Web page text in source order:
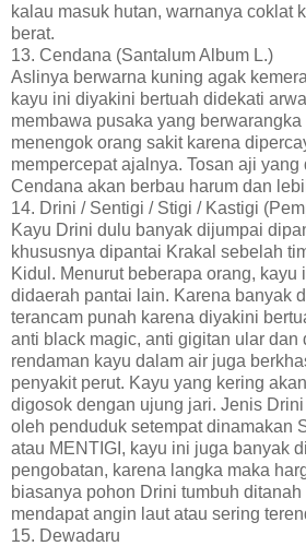
kalau masuk hutan, warnanya coklat
berat.
13. Cendana (Santalum Album L.)
Aslinya berwarna kuning agak
kayu ini diyakini bertuah didekati
membawa pusaka yang
menengok orang sakit karena
mempercepat ajalnya. Tosan aji yang
Cendana akan berbau harum dan
14. Drini / Sentigi / Stigi / Kastigi
Kayu Drini dulu banyak dijumpai
khususnya dipantai Krakal sebelah
Kidul. Menurut beberapa orang, kayu
didaerah pantai lain. Karena banyak
terancam punah karena diyakini
anti black magic, anti gigitan ular dan
rendaman kayu dalam air juga
penyakit perut. Kayu yang kering
digosok dengan ujung jari. Jenis
oleh penduduk setempat dinamakan
atau MENTIGI, kayu ini juga banyak
pengobatan, karena langka maka
biasanya pohon Drini tumbuh
mendapat angin laut atau sering
15. Dewadaru